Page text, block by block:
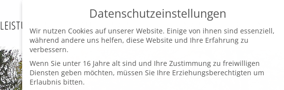
LEISTUNGEN KOMPETENZEN REFERENZEN ÜBER UNS
Datenschutzeinstellungen
Wir nutzen Cookies auf unserer Website. Einige von ihnen sind essenziell,
während andere uns helfen, diese Website und Ihre Erfahrung zu
verbessern.
Wenn Sie unter 16 Jahre alt sind und Ihre Zustimmung zu freiwilligen
Diensten geben möchten, müssen Sie Ihre Erziehungsberechtigten um
Erlaubnis bitten.